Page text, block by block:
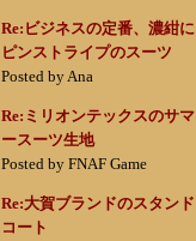
Re:ビジネスの定番、濃紺に
ピンストライプのスーツ
Posted by Ana
Re:ミリオンテックスのサマ
ースーツ生地
Posted by FNAF Game
Re:大賀ブランドのスタンド
コート